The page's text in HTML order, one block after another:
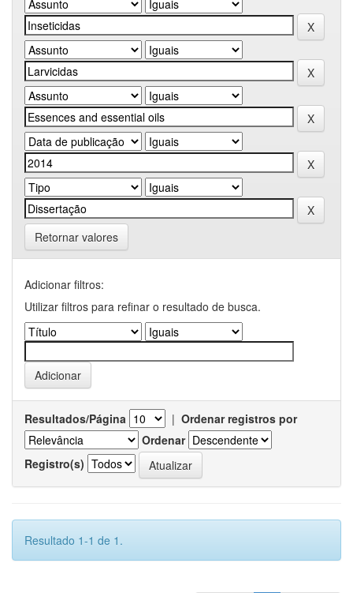
Retornar valores
Adicionar filtros:
Utilizar filtros para refinar o resultado de busca.
Resultados/Página | Ordenar registros por
Ordenar
Registro(s)
Resultado 1-1 de 1.